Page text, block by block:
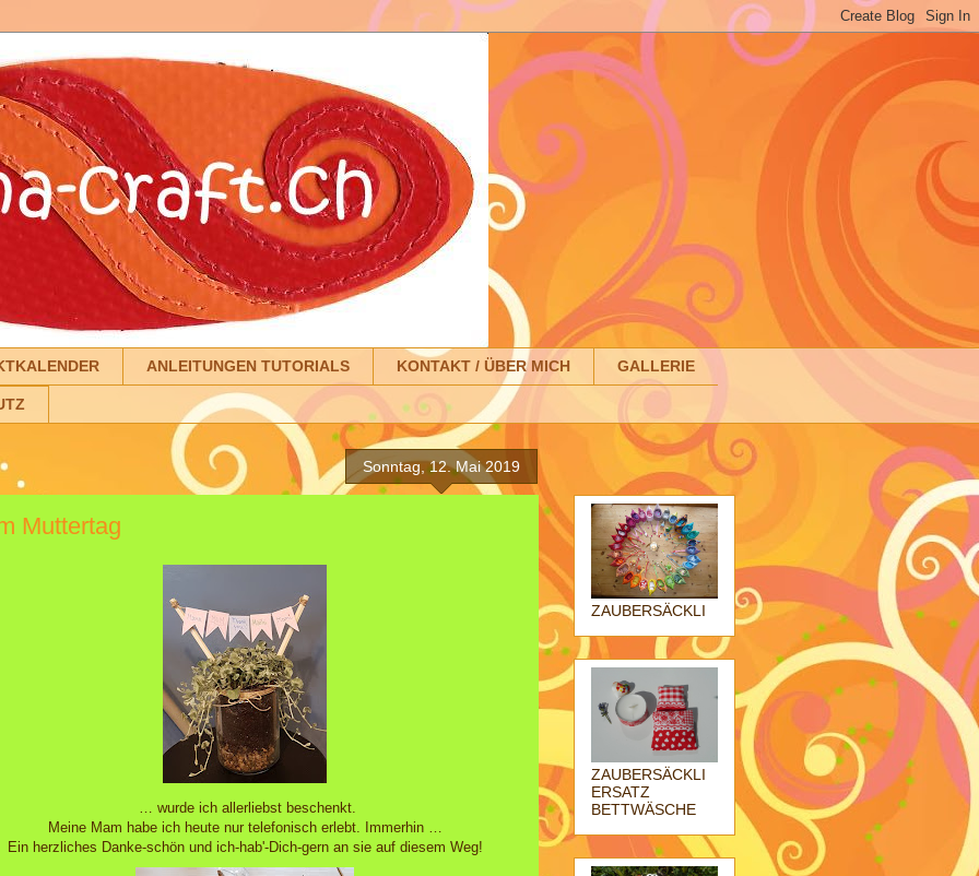
ANLEITUNGEN TUTORIALS KONTAKT / ÜBER MICH GALLERIE
Sonntag, 12. Mai 2019
Muttertag
… wurde ich allerliebst beschenkt.
Meine Mam habe ich heute nur telefonisch erlebt. Immerhin …
Ein herzliches Danke-schön und ich-hab'-Dich-gern an sie auf diesem Weg!
ZAUBERSÄCKLI
ZAUBERSÄCKLI
ERSATZ
BETTWÄSCHE